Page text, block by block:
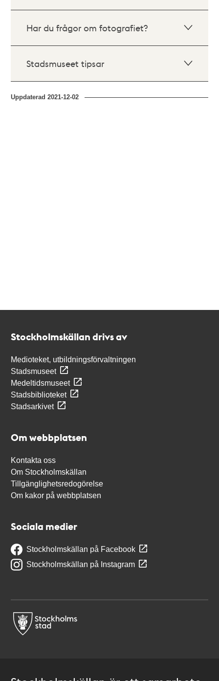
Har du frågor om fotografiet?
Stadsmuseet tipsar
Uppdaterad2021-12-02
Stockholmskällan drivs av
Medioteket, utbildningsförvaltningen
Stadsmuseet
Medeltidsmuseet
Stadsbiblioteket
Stadsarkivet
Om webbplatsen
Kontakta oss
Om Stockholmskällan
Tillgänglighetsredogörelse
Om kakor på webbplatsen
Sociala medier
Stockholmskällan på Facebook
Stockholmskällan på Instagram